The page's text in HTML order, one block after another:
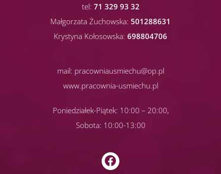
tel: 71 329 93 32
Małgorzata Żuchowska: 501288631
Krystyna Kołosowska: 698804706
mail: pracowniausmiechu@op.pl
www.pracownia-usmiechu.pl
Poniedziałek-Piątek: 10:00 – 20:00,
Sobota: 10:00-13:00